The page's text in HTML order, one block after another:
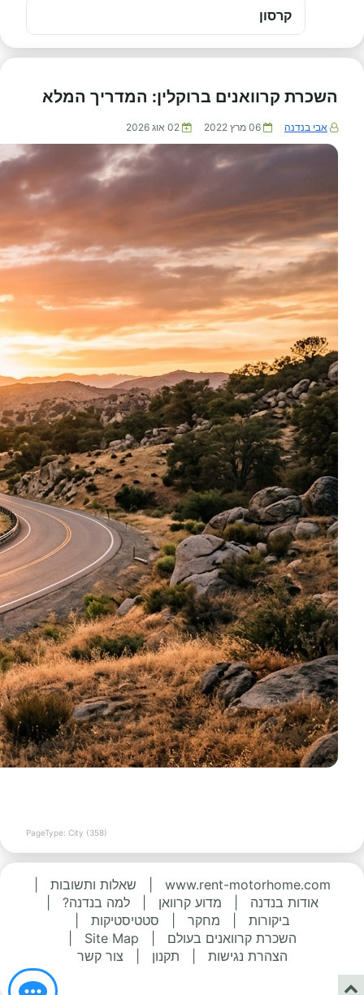
קרסון
השכרת קרוואנים ברוקלין: המדריך המלא
אבי בנדנה 06 מרץ 2022 02 אוג 2026
PageType: City (358)
www.rent-motorhome.com שאלות ותשובות
אודות בנדנה
מדוע קרוואן למה בנדנה?
ביקורות
מחקר סטטיסטיקות
השכרת קרוואנים בעולם
Site Map
הצהרת נגישות
תקנון צור קשר